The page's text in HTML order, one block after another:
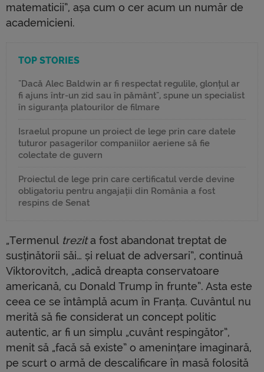
matematicii”, așa cum o cer acum un număr de
academicieni.
TOP STORIES
"Dacă Alec Baldwin ar fi respectat regulile, glonțul ar
fi ajuns într-un zid sau în pământ", spune un specialist
în siguranța platourilor de filmare
Israelul propune un proiect de lege prin care datele
tuturor pasagerilor companiilor aeriene să fie
colectate de guvern
Proiectul de lege prin care certificatul verde devine
obligatoriu pentru angajații din România a fost
respins de Senat
„Termenul trezita fost abandonat treptat de
susținătorii săi… și reluat de adversari”, continuă
Viktorovitch, „adică dreapta conservatoare
americană, cu Donald Trump în frunte”. Asta este
ceea ce se întâmplă acum în Franța. Cuvântul nu
merită să fie considerat un concept politic
autentic, ar fi un simplu „cuvânt respingător”,
menit să „facă să existe” o amenințare imaginară,
pe scurt o armă de descalificare în masă folosită